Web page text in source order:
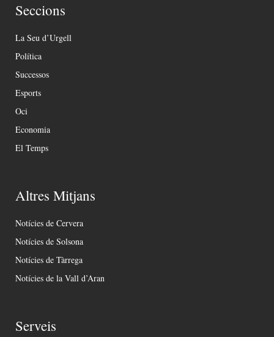
Seccions
La Seu d’Urgell
Política
Successos
Esports
Oci
Economia
El Temps
Altres Mitjans
Notícies de Cervera
Notícies de Solsona
Notícies de Tàrrega
Notícies de la Vall d’Aran
Serveis